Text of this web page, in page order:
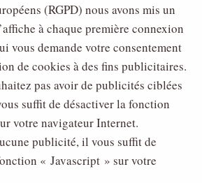
(RGPD) nous avons mis un
à chaque première connexion
vous demande votre consentement
de cookies à des fins publicitaires.
pas avoir de publicités ciblées
suffit de désactiver la fonction
votre navigateur Internet.
publicité, il vous suffit de
« Javascript » sur votre